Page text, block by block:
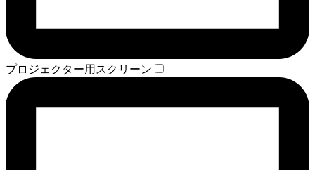
プロジェクター用スクリーン